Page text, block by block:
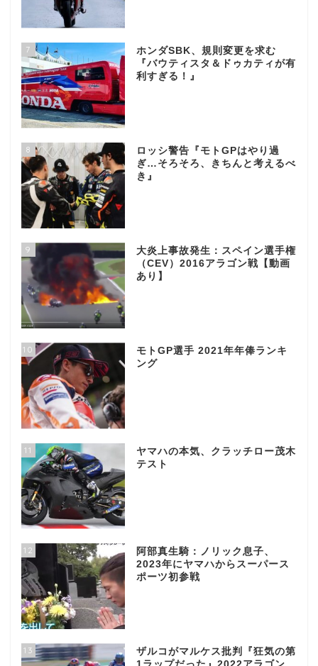
7
ホンダSBK、規則変更を求む
『バウティスタ＆ドゥカティが有
利すぎる！』
8
ロッシ警告『モトGPはやり過
ぎ…そろそろ、きちんと考えるべ
き』
9
大炎上事故発生：スペイン選手権
（CEV）2016アラゴン戦【動画
あり】
10
モトGP選手 2021年年俸ランキ
ング
11
ヤマハの本気、クラッチロー茂木
テスト
12
阿部真生騎：ノリック息子、
2023年にヤマハからスーパース
ポーツ初参戦
13
ザルコがマルケス批判『狂気の第